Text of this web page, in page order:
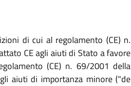
di cui al regolamento (CE) n.
CE agli aiuti di Stato a favore
(CE) n. 69/2001 della
aiuti di importanza minore ("de